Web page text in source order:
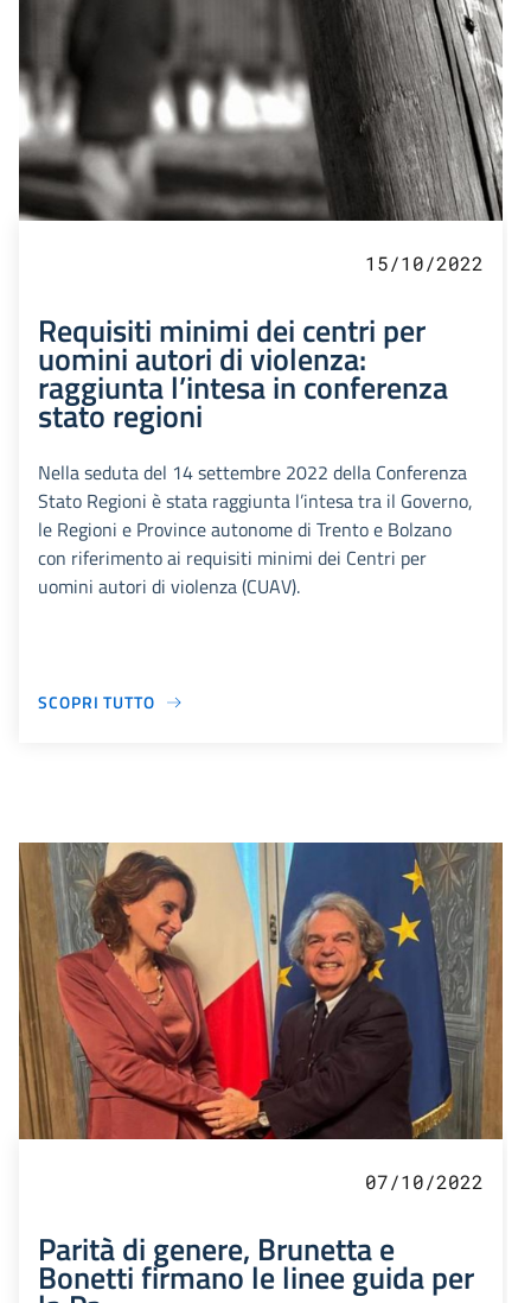
15/10/2022
Requisiti minimi dei centri per
uomini autori di violenza:
raggiunta l’intesa in conferenza
stato regioni
Nella seduta del 14 settembre 2022 della Conferenza
Stato Regioni è stata raggiunta l’intesa tra il Governo,
le Regioni e Province autonome di Trento e Bolzano
con riferimento ai requisiti minimi dei Centri per
uomini autori di violenza (CUAV).
SCOPRI TUTTO
07/10/2022
Parità di genere, Brunetta e
Bonetti firmano le linee guida per